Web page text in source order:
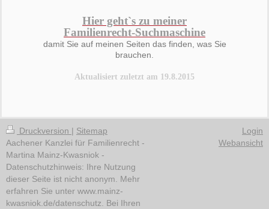
Hier geht`s zu meiner
Familienrecht-Suchmaschine
damit Sie auf meinen Seiten das finden, was Sie
brauchen.
Aktualisiert zuletzt am 19.8.2015
Druckversion | Sitemap
Aachener Kanzlei für Familienrecht -
Martina Mainz-Kwasniok -
Datenschutzhinweis: Ihre Nutzung
dieser Seite ist nicht anonym. Mehr
erfahren Sie unter www.mainz-
kwasniok.de/datenschutz. Bei Ihren
Login
Webansicht